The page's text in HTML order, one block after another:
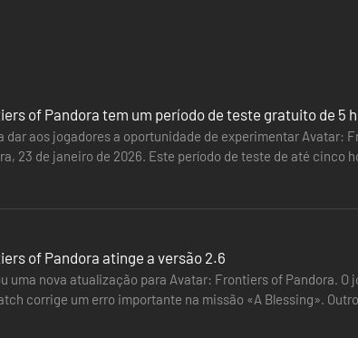
aéreo e viajar.
dos Na’vi ou dá largas ao teu treino humano com
com um nível extraordinário de detalhe, renderização,
para dois jogadores.
of Pandora tem um período de teste gratuito de 5
dar aos jogadores a oportunidade de experimentar Avatar:
23 de janeiro de 2026. Este período de teste de até cinco
of Pandora atinge a versão 2.6
uma nova atualização para Avatar: Frontiers of Pandora.
corrige um erro importante na missão «A Blessing».
visuais…